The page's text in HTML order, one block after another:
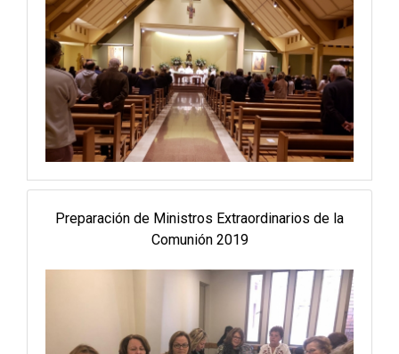
Preparación de Ministros Extraordinarios de la
Comunión 2019